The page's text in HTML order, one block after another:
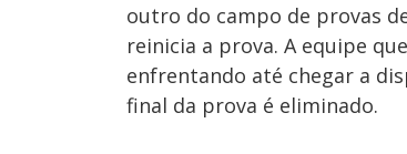
outro do campo de provas
reinicia a prova. A equipe
enfrentando até chegar a
final da prova é eliminado.